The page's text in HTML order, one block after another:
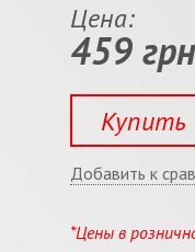
Цена:
459 грн
Купить
Добавить к
*Цены в